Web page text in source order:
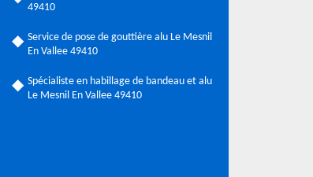
49410
Service de pose de gouttière alu Le Mesnil
En Vallee 49410
Spécialiste en habillage de bandeau et alu
Le Mesnil En Vallee 49410